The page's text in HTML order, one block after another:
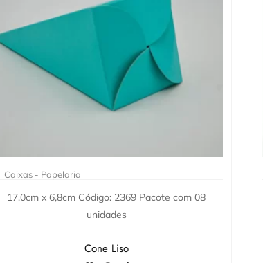
Caixas - Papelaria
17,0cm x 6,8cm Código: 2369 Pacote com 08
unidades
Cone Liso